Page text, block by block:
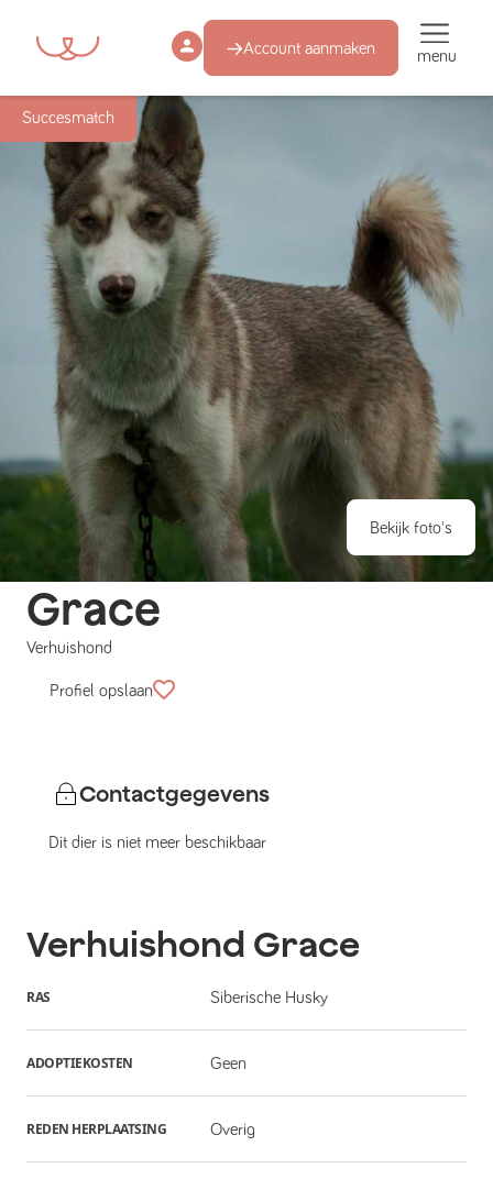
Account aanmaken menu
Succesmatch
Bekijk foto's
Grace
Verhuishond
Profiel opslaan
Contactgegevens
Dit dier is niet meer beschikbaar
Verhuishond Grace
RAS Siberische Husky
ADOPTIEKOSTEN Geen
REDEN HERPLAATSING Overig